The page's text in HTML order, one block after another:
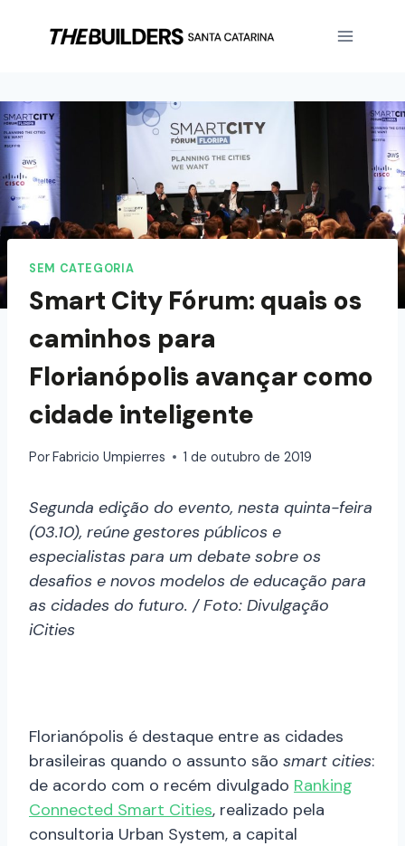
SEM CATEGORIA
Smart City Fórum: quais os
caminhos para
Florianópolis avançar como
cidade inteligente
PorFabricio Umpierres 1 de outubro de 2019
Segunda edição do evento, nesta quinta-feira
(03.10), reúne gestores públicos e
especialistas para um debate sobre os
desafios e novos modelos de educação para
as cidades do futuro. / Foto: Divulgação
iCities
Florianópolis é destaque entre as cidades
brasileiras quando o assunto são smart cities:
de acordo com o recém divulgado Ranking
Connected Smart Cities, realizado pela
consultoria Urban System, a capital